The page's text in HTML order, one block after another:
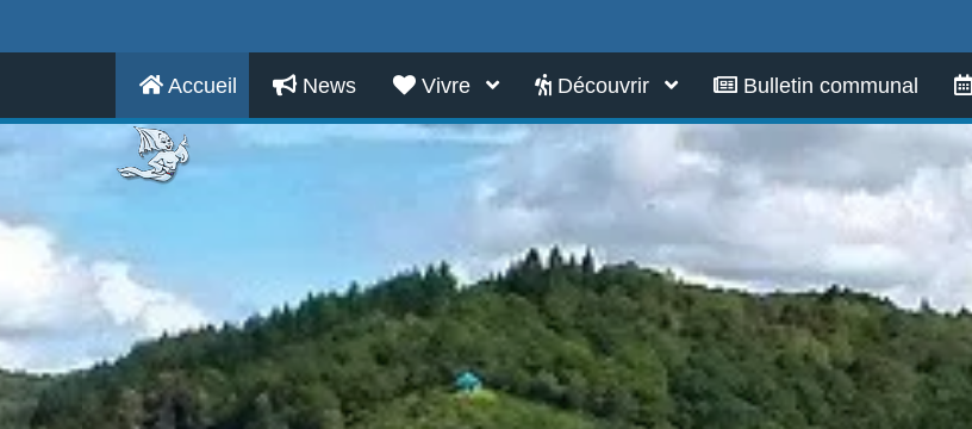
Accueil News Vivre Découvrir Bulletin communal